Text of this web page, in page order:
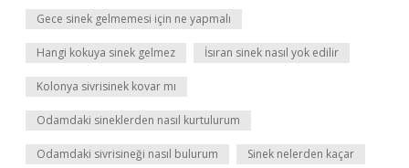
Gece sinek gelmemesi için ne yapmalı
Hangi kokuya sinek gelmez İsıran sinek nasıl yok edilir
Kolonya sivrisinek kovar mı
Odamdaki sineklerden nasıl kurtulurum
Odamdaki sivrisineği nasıl bulurum Sinek nelerden kaçar